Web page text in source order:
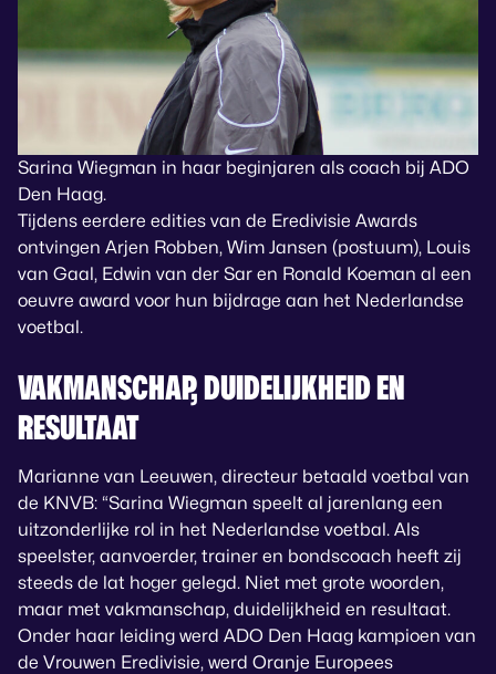
Sarina Wiegman in haar beginjaren als coach bij ADO
Den Haag.
Tijdens eerdere edities van de Eredivisie Awards
ontvingen Arjen Robben, Wim Jansen (postuum), Louis
van Gaal, Edwin van der Sar en Ronald Koeman al een
oeuvre award voor hun bijdrage aan het Nederlandse
voetbal.
VAKMANSCHAP, DUIDELIJKHEID EN
RESULTAAT
Marianne van Leeuwen, directeur betaald voetbal van
de KNVB: “Sarina Wiegman speelt al jarenlang een
uitzonderlijke rol in het Nederlandse voetbal. Als
speelster, aanvoerder, trainer en bondscoach heeft zij
steeds de lat hoger gelegd. Niet met grote woorden,
maar met vakmanschap, duidelijkheid en resultaat.
Onder haar leiding werd ADO Den Haag kampioen van
de Vrouwen Eredivisie, werd Oranje Europees